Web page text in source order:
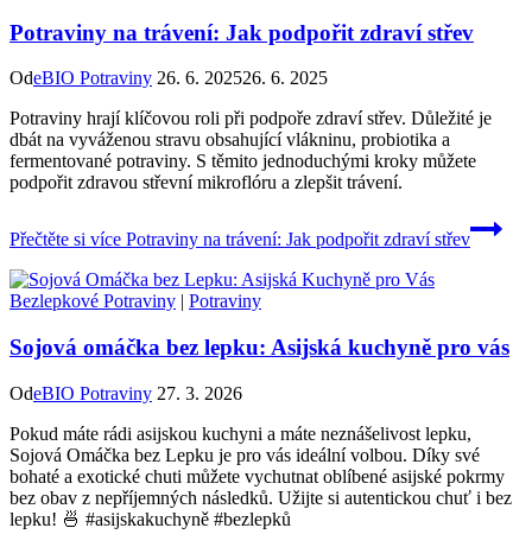
Potraviny na trávení: Jak podpořit zdraví střev
OdeBIO Potraviny 26. 6. 202526. 6. 2025
Potraviny hrají klíčovou roli při podpoře zdraví střev. Důležité je
dbát na vyváženou stravu obsahující vlákninu, probiotika a
fermentované potraviny. S těmito jednoduchými kroky můžete
podpořit zdravou střevní mikroflóru a zlepšit trávení.
Přečtěte si více Potraviny na trávení: Jak podpořit zdraví střev
Bezlepkové Potraviny | Potraviny
Sojová omáčka bez lepku: Asijská kuchyně pro vás
OdeBIO Potraviny 27. 3. 2026
Pokud máte rádi asijskou kuchyni a máte neznášelivost lepku,
Sojová Omáčka bez Lepku je pro vás ideální volbou. Díky své
bohaté a exotické chuti můžete vychutnat oblíbené asijské pokrmy
bez obav z nepříjemných následků. Užijte si autentickou chuť i bez
lepku! 🍜 #asijskakuchyně #bezlepků